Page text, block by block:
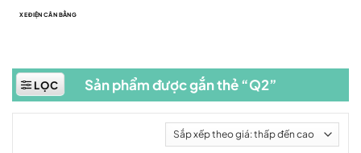
XE ĐIỆN CÂN BẰNG
Sản phẩm được gắn thẻ “Q2”
LỌC